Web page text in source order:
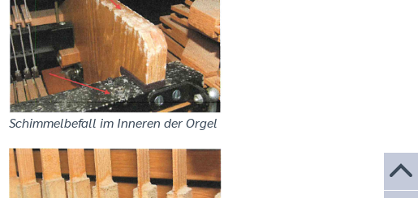
Schimmelbefall im Inneren der Orgel